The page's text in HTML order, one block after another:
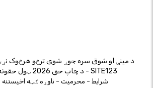
د مینې او شوق سره جوړ شوی ترڅو هرڅوک نړۍ
د چاپ حق 2026 ټول حقونه خوندي دي - SITE123
شرایط - محرمیت - ناوړه ګټه اخیستنه